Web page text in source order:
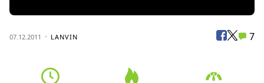
07.12.2011 LANVIN 7